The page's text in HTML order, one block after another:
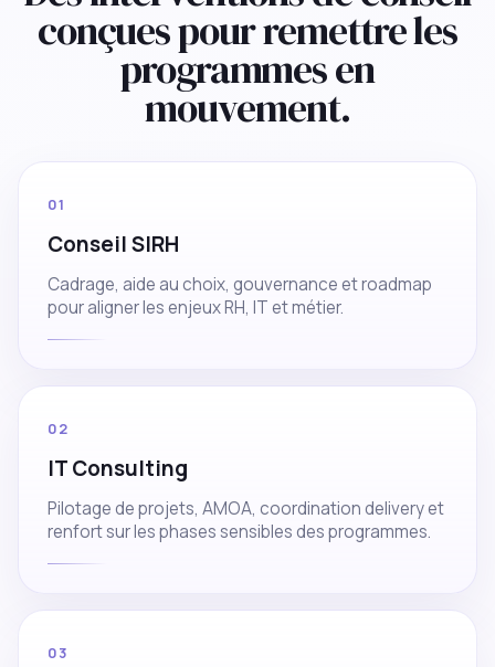
conçues pour remettre les
programmes en
mouvement.
01
Conseil SIRH
Cadrage, aide au choix, gouvernance et roadmap
pour aligner les enjeux RH, IT et métier.
02
IT Consulting
Pilotage de projets, AMOA, coordination delivery et
renfort sur les phases sensibles des programmes.
03